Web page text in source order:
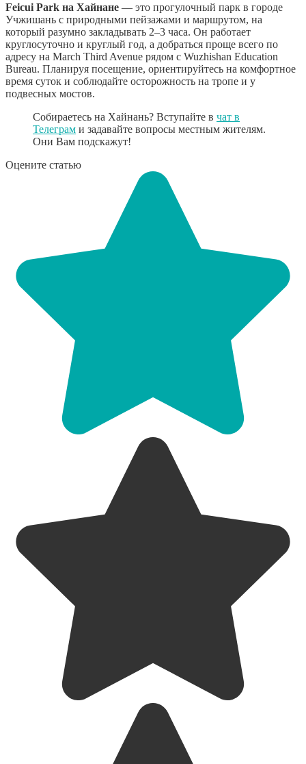
Feicui Park на Хайнане — это прогулочный парк в городе
Учжишань с природными пейзажами и маршрутом, на
который разумно закладывать 2–3 часа. Он работает
круглосуточно и круглый год, а добраться проще всего по
адресу на March Third Avenue рядом с Wuzhishan Education
Bureau. Планируя посещение, ориентируйтесь на комфортное
время суток и соблюдайте осторожность на тропе и у
подвесных мостов.
Собираетесь на Хайнань? Вступайте в чат в
Телеграм и задавайте вопросы местным жителям.
Они Вам подскажут!
Оцените статью